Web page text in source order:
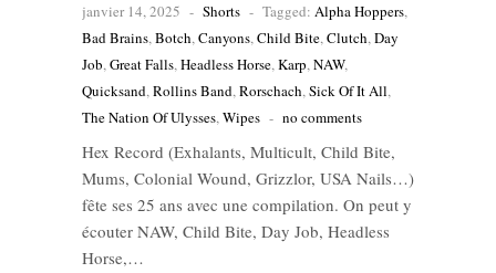
janvier 14, 2025 - Shorts - Tagged: Alpha Hoppers,
Bad Brains,Botch,Canyons,Child Bite,Clutch,Day
Job,Great Falls,Headless Horse,Karp,NAW,
Quicksand,Rollins Band,Rorschach,Sick Of It All,
The Nation Of Ulysses,Wipes - no comments
Hex Record (Exhalants, Multicult, Child Bite,
Mums, Colonial Wound, Grizzlor, USA Nails…)
fête ses 25 ans avec une compilation. On peut y
écouter NAW, Child Bite, Day Job, Headless
Horse,…